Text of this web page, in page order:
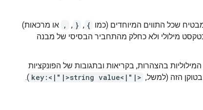
שכל התווים המיוחדים (כמו {
,‏
}
,‏
, או מרכאות)
מילולי ולא כחלק מהתחביר הבסיסי של מבנה
בהצהרות, בקריאות ובתגובות של הפונקציות
בטוקן הזה (למשל, key:<|"|>string value<|"|>
).